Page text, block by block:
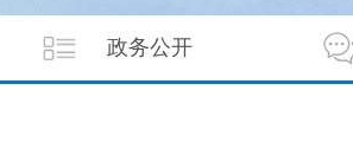
政务公开